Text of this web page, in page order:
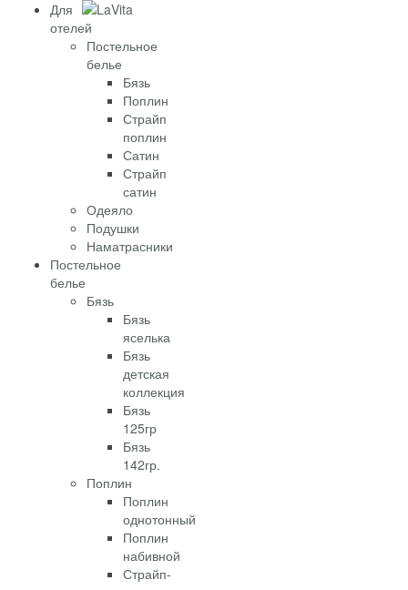
Для
отелей
Постельное
белье
Бязь
Поплин
Страйп
поплин
Сатин
Страйп
сатин
Одеяло
Подушки
Наматрасники
Постельное
белье
Бязь
Бязь
яселька
Бязь
детская
коллекция
Бязь
125гр
Бязь
142гр.
Поплин
Поплин
однотонный
Поплин
набивной
Страйп-